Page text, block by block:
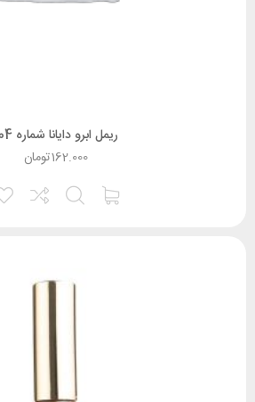
ریمل ابرو دایانا شماره 104
تومان162.000